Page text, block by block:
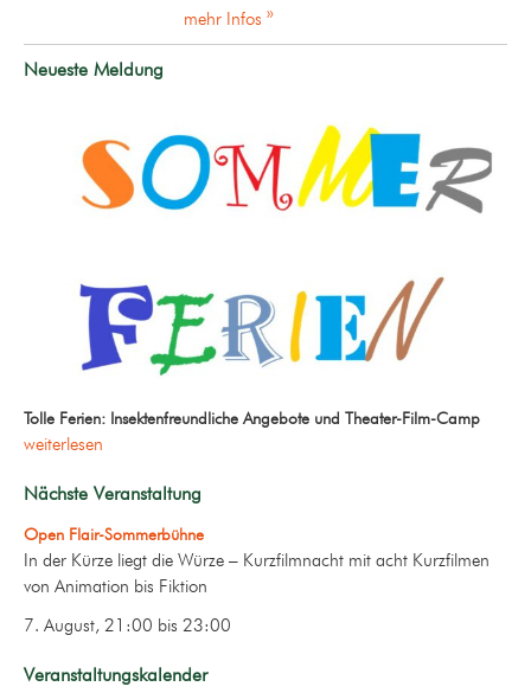
mehr Infos »
Neueste Meldung
Tolle Ferien: Insektenfreundliche Angebote und Theater-Film-Camp
weiterlesen
Nächste Veranstaltung
Open Flair-Sommerbühne
In der Kürze liegt die Würze – Kurzfilmnacht mit acht Kurzfilmen
von Animation bis Fiktion
7. August, 21:00 bis 23:00
Veranstaltungskalender